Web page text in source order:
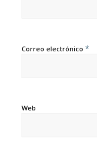
Correo electrónico *
Web